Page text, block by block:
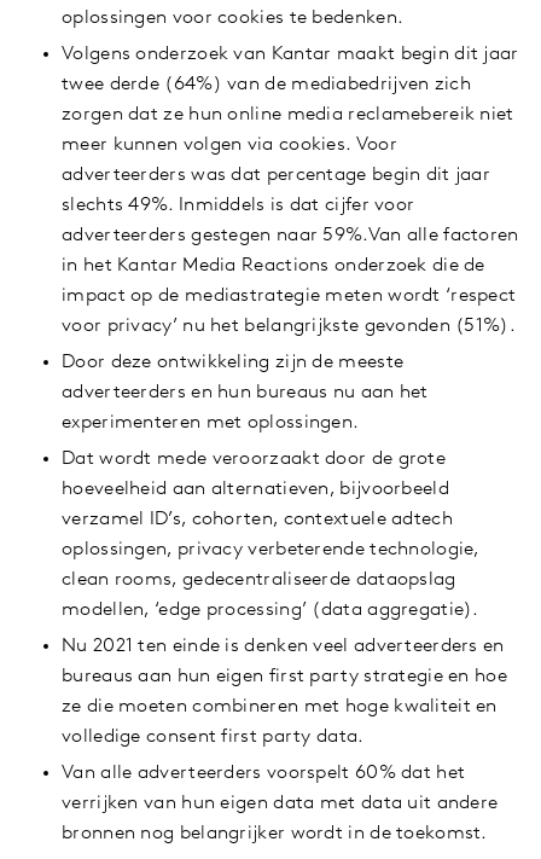
oplossingen voor cookies te bedenken.
Volgens onderzoek van Kantar maakt begin dit jaar
twee derde (64%) van de mediabedrijven zich
zorgen dat ze hun online media reclamebereik niet
meer kunnen volgen via cookies. Voor
adverteerders was dat percentage begin dit jaar
slechts 49%. Inmiddels is dat cijfer voor
adverteerders gestegen naar 59%.Van alle factoren
in het Kantar Media Reactions onderzoek die de
impact op de mediastrategie meten wordt ‘respect
voor privacy’ nu het belangrijkste gevonden (51%).
Door deze ontwikkeling zijn de meeste
adverteerders en hun bureaus nu aan het
experimenteren met oplossingen.
Dat wordt mede veroorzaakt door de grote
hoeveelheid aan alternatieven, bijvoorbeeld
verzamel ID’s, cohorten, contextuele adtech
oplossingen, privacy verbeterende technologie,
clean rooms, gedecentraliseerde dataopslag
modellen, ‘edge processing’ (data aggregatie).
Nu 2021 ten einde is denken veel adverteerders en
bureaus aan hun eigen first party strategie en hoe
ze die moeten combineren met hoge kwaliteit en
volledige consent first party data.
Van alle adverteerders voorspelt 60% dat het
verrijken van hun eigen data met data uit andere
bronnen nog belangrijker wordt in de toekomst.